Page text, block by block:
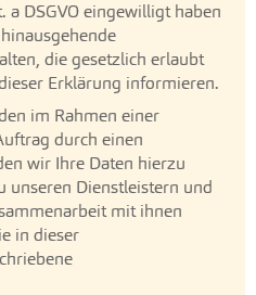
a DSGVO eingewilligt haben
die gesetzlich erlaubt
Erklärung informieren.
im Rahmen einer
durch einen
wir Ihre Daten hierzu
unseren Dienstleistern und
mit ihnen
in dieser